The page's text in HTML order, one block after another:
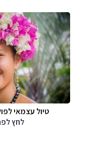
טיול עצמאי
לחץ